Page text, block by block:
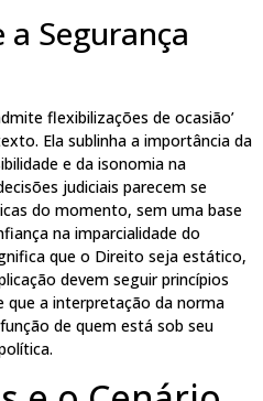
Segurança
flexibilizações de ocasião’
Ela sublinha a importância da
e da isonomia na
judiciais parecem se
do momento, sem uma base
na imparcialidade do
que o Direito seja estático,
devem seguir princípios
que a interpretação da norma
de quem está sob seu